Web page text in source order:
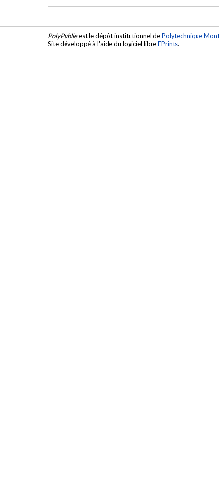
PolyPublieest le dépôt institutionnel dePolytechnique
Site développé à l'aide du logiciel libreEPrints.